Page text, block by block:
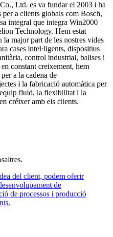
Ltd. es va fundar el 2003 i ha
a clients globals com Bosch,
integral que integra Win2000
Technology. Hem estat
major part de les nostres vides
cases intel·ligents, dispositius
control industrial, balises i
constant creixement, hem
a la cadena de
i la fabricació automàtica per
fluid, la flexibilitat i la
créixer amb els clients.